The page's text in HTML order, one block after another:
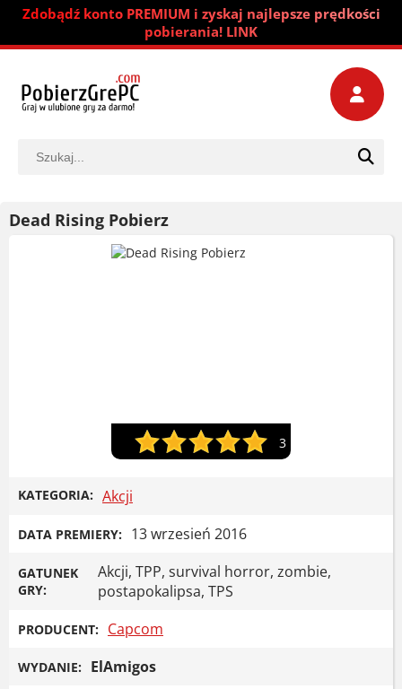
Zdobądź konto PREMIUM i zyskaj najlepsze prędkości
pobierania! LINK
Dead Rising Pobierz
3
KATEGORIA: Akcji
DATA PREMIERY: 13 wrzesień 2016
GATUNEK
GRY:
Akcji, TPP, survival horror, zombie,
postapokalipsa, TPS
PRODUCENT: Capcom
WYDANIE: ElAmigos